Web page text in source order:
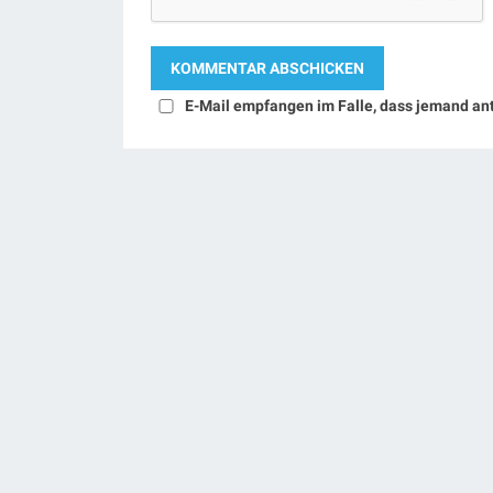
E-Mail empfangen im Falle, dass jemand